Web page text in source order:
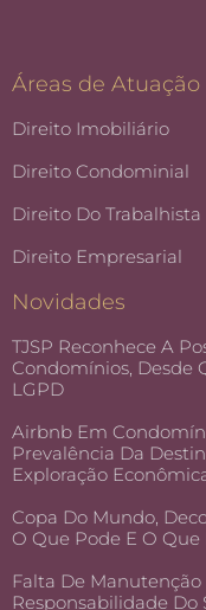
Áreas de Atuação
Direito Imobiliário
Direito Condominial
Direito Do Trabalhista
Direito Empresarial
Novidades
TJSP Reconhece A
Condomínios, Desde
LGPD
Airbnb Em
Prevalência Da
Exploração
Copa Do Mundo,
O Que Pode E O
Falta De
Responsabilidade Do